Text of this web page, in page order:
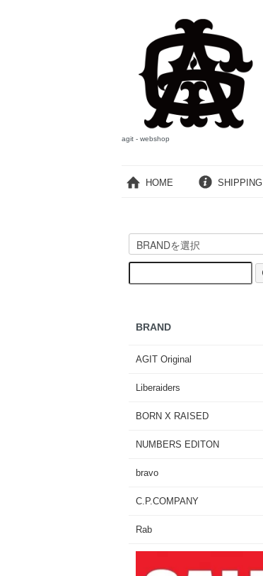
agit - webshop
HOME SHIPPING
BRAND
AGIT Original
Liberaiders
BORN X RAISED
NUMBERS EDITON
bravo
C.P.COMPANY
Rab